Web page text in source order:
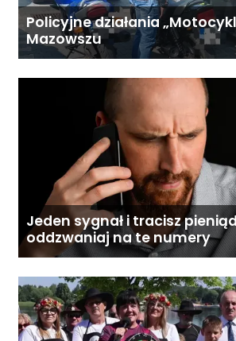
Policyjne działania
Mazowszu
Jeden sygnał i tracisz
oddzwaniaj na te numery